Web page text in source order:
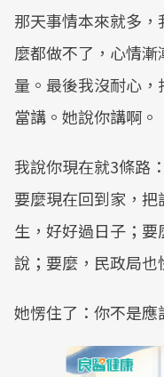
那天事情本來就多
麼都做不了，心情
量。最後我沒耐心
當講。她說你講啊。
我說你現在就3條路
要麼現在回到家，
生，好好過日子；
說；要麼，民政局也
她愣住了：你不是應